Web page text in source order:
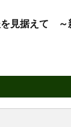
を見据えて ～